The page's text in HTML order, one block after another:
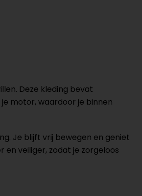
Deze kleding bevat
motor, waardoor je binnen
Je blijft vrij bewegen en geniet
veiliger, zodat je zorgeloos